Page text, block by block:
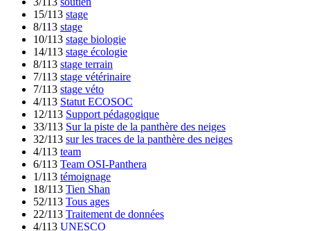
15/113 stage
8/113 stage
10/113 stage biologie
14/113 stage écologie
8/113 stage terrain
7/113 stage vétérinaire
7/113 stage véto
4/113 Statut ECOSOC
12/113 Support pédagogique
33/113 Sur la piste de la panthère des neiges
32/113 sur les traces de la panthère des neiges
4/113 team
6/113 Team OSI-Panthera
1/113 témoignage
18/113 Tien Shan
52/113 Tous ages
22/113 Traitement de données
4/113 UNESCO